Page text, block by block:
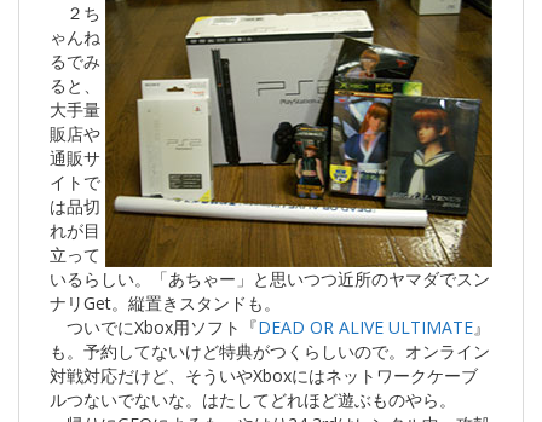
２ち
ゃんね
るでみ
ると、
大手量
販店や
通販サ
イトで
は品切
れが目
立って
いるらしい。「あちゃー」と思いつつ近所のヤマダでスン
ナリGet。縦置きスタンドも。
ついでにXbox用ソフト『DEAD OR ALIVE ULTIMATE』
も。予約してないけど特典がつくらしいので。オンライン
対戦対応だけど、そういやXboxにはネットワークケーブ
ルつないでないな。はたしてどれほど遊ぶものやら。